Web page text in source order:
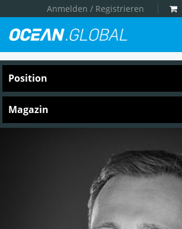
Anmelden / Registrieren
Introtexte
Post
Type:
Team
[JS]
Position
Magazin